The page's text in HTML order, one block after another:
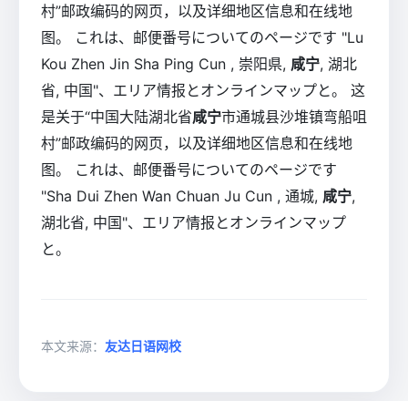
村”邮政编码的网页，以及详细地区信息和在线地
图。 これは、邮便番号についてのページです "Lu
Kou Zhen Jin Sha Ping Cun , 崇阳県, 咸宁, 湖北
省, 中国"、エリア情报とオンラインマップと。 这
是关于“中国大陆湖北省咸宁市通城县沙堆镇弯船咀
村”邮政编码的网页，以及详细地区信息和在线地
图。 これは、邮便番号についてのページです
"Sha Dui Zhen Wan Chuan Ju Cun , 通城, 咸宁,
湖北省, 中国"、エリア情报とオンラインマップ
と。
本文来源： 友达日语网校